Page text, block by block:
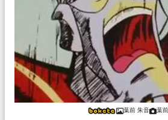
葉前 朱音 葉